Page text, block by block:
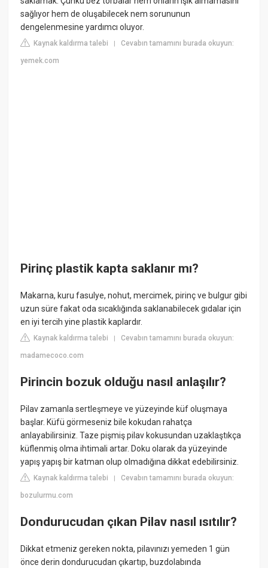
sağlıyor hem de oluşabilecek nem sorununun
dengelenmesine yardımcı oluyor.
Kaynak kaldırma talebi |Cevabın tamamını burada okuyun:
yemek.com
Pirinç plastik kapta saklanır mı?
Makarna, kuru fasulye, nohut, mercimek, pirinç ve bulgur gibi
uzun süre fakat oda sıcaklığında saklanabilecek gıdalar için
en iyi tercih yine plastik kaplardır.
Kaynak kaldırma talebi |Cevabın tamamını burada okuyun:
madamecoco.com
Pirincin bozuk olduğu nasıl anlaşılır?
Pilav zamanla sertleşmeye ve yüzeyinde küf oluşmaya
başlar. Küfü görmeseniz bile kokudan rahatça
anlayabilirsiniz. Taze pişmiş pilav kokusundan uzaklaştıkça
küflenmiş olma ihtimali artar. Doku olarak da yüzeyinde
yapış yapış bir katman olup olmadığına dikkat edebilirsiniz.
Kaynak kaldırma talebi |Cevabın tamamını burada okuyun:
bozulurmu.com
Dondurucudan çıkan Pilav nasıl ısıtılır?
Dikkat etmeniz gereken nokta, pilavınızı yemeden 1 gün
önce derin dondurucudan çıkartıp, buzdolabında